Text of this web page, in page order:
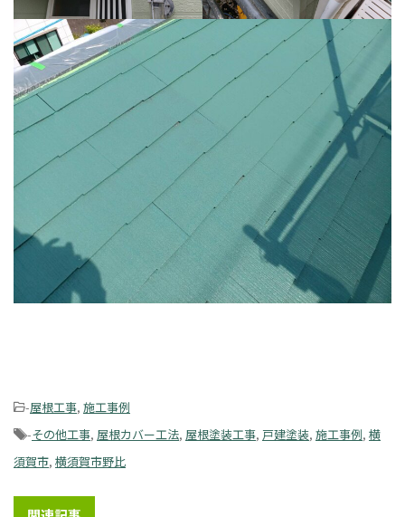
-屋根工事, 施工事例
-その他工事, 屋根カバー工法, 屋根塗装工事, 戸建塗装, 施工事例, 横
須賀市, 横須賀市野比